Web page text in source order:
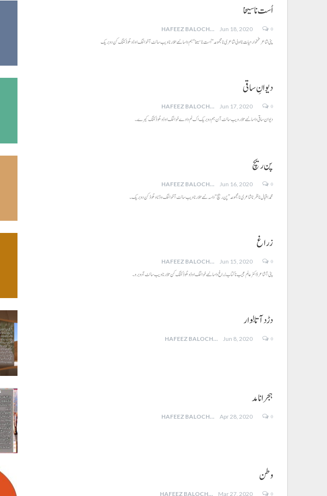
اُست نا سیخا
HAFEEZ BALOCH Jun 18, 2020 0
پنی شاعر غمخوار حیات نااولی شاعری نا مجموعہ ’’اُست نا سیخا‘‘ہم داسا نمے تلار نا ویب سائٹ آ خواننگ او ڈونلوڈ کننگ کن دو بریک
دیوانِ ساقی
HAFEEZ BALOCH Jun 17, 2020 0
دیوان ساقی داسا نمے تلار ویب سائٹ آن ہم دو بریک اک نم دادے خواننگ او ڈونلوڈ کننگ کیرے۔
پن ریچ
HAFEEZ BALOCH Jun 16, 2020 0
محمد اقبال ناظر نا شاعری نا مجموعہ ’’پن ریچ‘‘داسہ نمے تلار نا ویب سائٹ آ خواننگ و ڈئاونلوڈ کن دوبریک۔
زراغ
HAFEEZ BALOCH Jun 15, 2020 0
پنی آ شاعر ڈاکٹر عالم عجیب نا کتاب زراغ داسا نمے خواننگ او ڈونلوڈ کننگ کن تلار نا ویب سائٹ آدو برو۔
دڑد آتا لِوار
HAFEEZ BALOCH Jun 8, 2020 0
ہجر انا مد
HAFEEZ BALOCH Apr 28, 2020 0
وطن
HAFEEZ BALOCH Mar 27, 2020 0